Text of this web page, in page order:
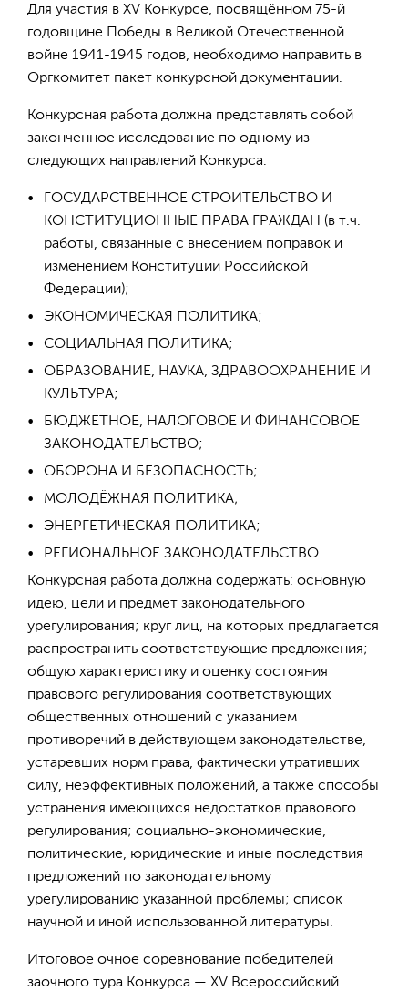
Для участия в XV Конкурсе, посвящённом 75-й
годовщине Победы в Великой Отечественной
войне 1941-1945 годов, необходимо направить в
Оргкомитет пакет конкурсной документации.
Конкурсная работа должна представлять собой
законченное исследование по одному из
следующих направлений Конкурса:
ГОСУДАРСТВЕННОЕ СТРОИТЕЛЬСТВО И
КОНСТИТУЦИОННЫЕ ПРАВА ГРАЖДАН (в т.ч.
работы, связанные с внесением поправок и
изменением Конституции Российской
Федерации);
ЭКОНОМИЧЕСКАЯ ПОЛИТИКА;
СОЦИАЛЬНАЯ ПОЛИТИКА;
ОБРАЗОВАНИЕ, НАУКА, ЗДРАВООХРАНЕНИЕ И
КУЛЬТУРА;
БЮДЖЕТНОЕ, НАЛОГОВОЕ И ФИНАНСОВОЕ
ЗАКОНОДАТЕЛЬСТВО;
ОБОРОНА И БЕЗОПАСНОСТЬ;
МОЛОДЁЖНАЯ ПОЛИТИКА;
ЭНЕРГЕТИЧЕСКАЯ ПОЛИТИКА;
РЕГИОНАЛЬНОЕ ЗАКОНОДАТЕЛЬСТВО
Конкурсная работа должна содержать: основную
идею, цели и предмет законодательного
урегулирования; круг лиц, на которых предлагается
распространить соответствующие предложения;
общую характеристику и оценку состояния
правового регулирования соответствующих
общественных отношений с указанием
противоречий в действующем законодательстве,
устаревших норм права, фактически утративших
силу, неэффективных положений, а также способы
устранения имеющихся недостатков правового
регулирования; социально-экономические,
политические, юридические и иные последствия
предложений по законодательному
урегулированию указанной проблемы; список
научной и иной использованной литературы.
Итоговое очное соревнование победителей
заочного тура Конкурса — XV Всероссийский